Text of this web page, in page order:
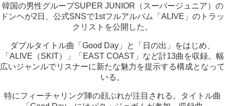
韓国の男性グループSUPER JUNIOR（スーパージュニア）の
ドンヘが2日、公式SNSで1stフルアルバム「ALIVE」のトラッ
クリストを公開した。
ダブルタイトル曲「Good Day」と「日の出」をはじめ、
「ALIVE（SKIT）」「EAST COAST」など計13曲を収録。幅
広いジャンルでリスナーに新たな魅力を提示する構成となって
いる。
特にフィーチャリング陣の顔ぶれが注目される。タイトル曲